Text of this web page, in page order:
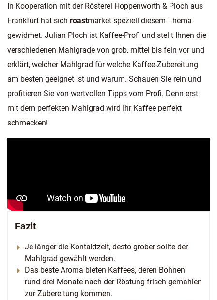
In Kooperation mit der Rösterei Hoppenworth & Ploch aus
Frankfurt hat sich roastmarket speziell diesem Thema
gewidmet. Julian Ploch ist Kaffee-Profi und stellt Ihnen die
verschiedenen Mahlgrade von grob, mittel bis fein vor und
erklärt, welcher Mahlgrad für welche Kaffee-Zubereitung
am besten geeignet ist und warum. Schauen Sie rein und
profitieren Sie von wertvollen Tipps vom Profi. Denn erst
mit dem perfekten Mahlgrad wird Ihr Kaffee perfekt
schmecken!
Fazit
Je länger die Kontaktzeit, desto grober sollte der
Mahlgrad gewählt werden.
Das beste Aroma bieten Kaffees, deren Bohnen
rund drei Monate nach der Röstung frisch gemahlen
zur Zubereitung kommen.